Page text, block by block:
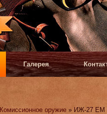
Галерея
Комиссионное оружие » ИЖ-27 ЕМ